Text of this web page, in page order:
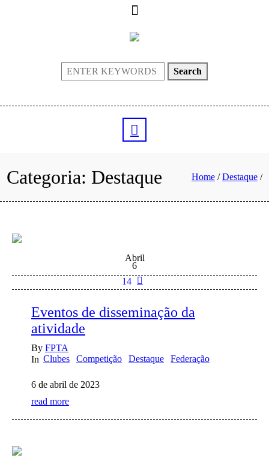
Search
Categoria: Destaque Home /Destaque /
Abril
6
14
Eventos de disseminação da
atividade
By FPTA
In Clubes Competição Destaque Federação
6 de abril de 2023
read more